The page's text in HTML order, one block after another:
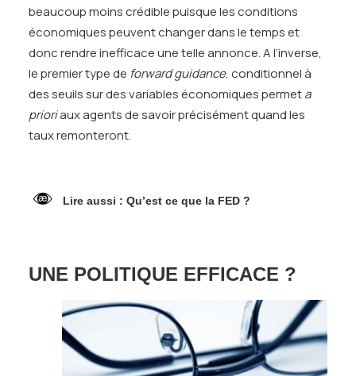
beaucoup moins crédible puisque les conditions
économiques peuvent changer dans le temps et
donc rendre inefficace une telle annonce. A l’inverse,
le premier type de forward guidance, conditionnel à
des seuils sur des variables économiques permeta
prioriaux agents de savoir précisément quand les
taux remonteront.
Lire aussi : Qu’est ce que la FED ?
UNE POLITIQUE EFFICACE ?